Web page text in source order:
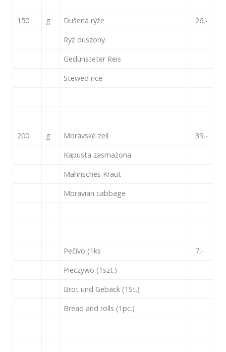
150 g Dušená rýže
26,-
Ryż duszony
Gedünsteter Reis
Stewed rice
200 g Moravské zelí
39,-
Kapusta zasmażona
Mährisches Kraut
Moravian cabbage
Pečivo (1ks
7,-
Pieczywo (1szt.)
Brot und Gebäck (1St.)
Bread and rolls (1pc.)